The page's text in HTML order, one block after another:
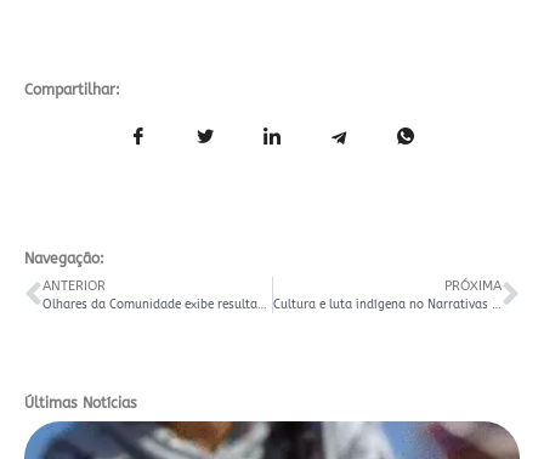
Compartilhar:
Navegação:
ANTERIOR
Olhares da Comunidade exibe resultados nas escolas
PRÓXIMA
Cultura e luta indígena no Narrativas em Movimento
Últimas Notícias